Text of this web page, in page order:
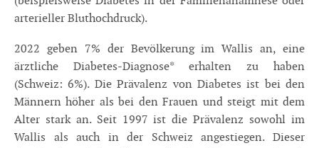
arterieller Bluthochdruck).
2022 geben 7% der Bevölkerung im Wallis an, eine
ärztliche Diabetes-Diagnose* erhalten zu haben
(Schweiz: 6%). Die Prävalenz von Diabetes ist bei den
Männern höher als bei den Frauen und steigt mit dem
Alter stark an. Seit 1997 ist die Prävalenz sowohl im
Wallis als auch in der Schweiz angestiegen. Dieser